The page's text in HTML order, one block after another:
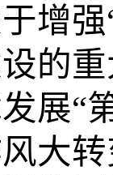
增强
的
展“
大